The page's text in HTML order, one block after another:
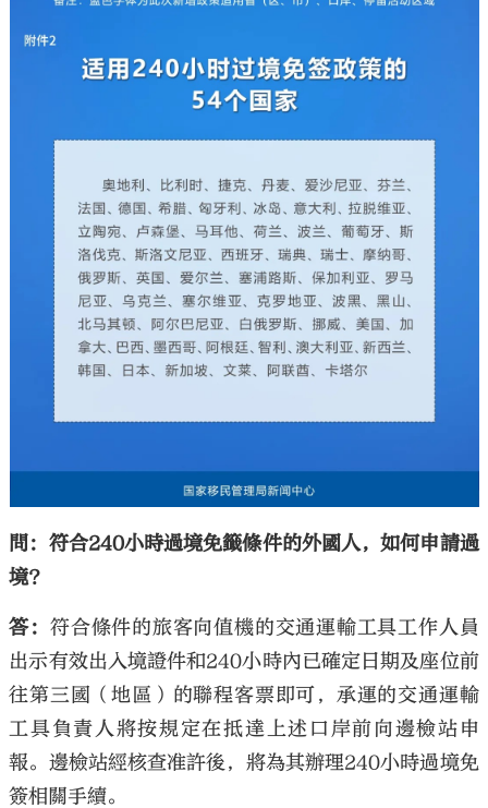
問：符合240小時過境免籤條件的外國人，如何申請過
境？
答： 符合條件的旅客向值機的交通運輸工具工作人員
出示有效出入境證件和240小時內已確定日期及座位前
往第三國（地區）的聯程客票即可，承運的交通運輸
工具負責人將按規定在抵達上述口岸前向邊檢站申
報。邊檢站經核查准許後，將為其辦理240小時過境免
簽相關手續。